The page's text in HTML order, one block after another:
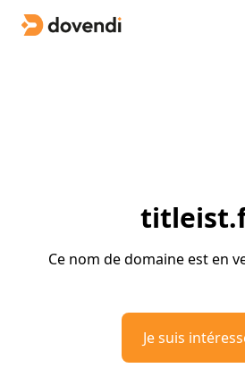
Ce nom de domaine est en
Je suis